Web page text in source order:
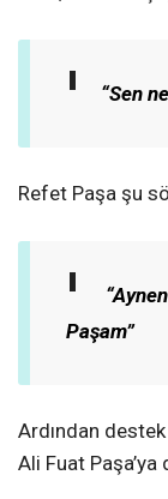
“Sen
Refet Paşa şu
Paşam”
Ardından
Ali Fuat